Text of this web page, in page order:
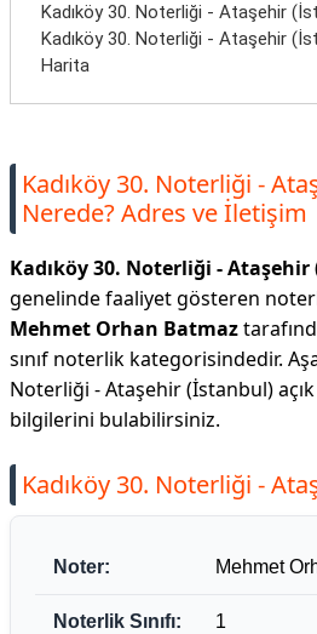
Kadıköy 30. Noterliği - Ataşehir
Kadıköy 30. Noterliği - Ataşehir
Harita
Kadıköy 30. Noterliği -
Nerede? Adres ve İletişim
Kadıköy 30. Noterliği -
genelinde faaliyet gösteren
Mehmet Orhan Batmaz
sınıf noterlik kategorisindedir.
Noterliği - Ataşehir (İstanbul)
bilgilerini bulabilirsiniz.
Kadıköy 30. Noterliği -
Noter: Mehmet
Noterlik Sınıfı: 1